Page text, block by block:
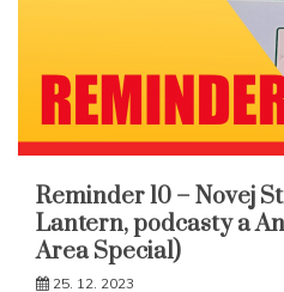
Reminder 10 – Novej
Lantern, podcasty a
Area Special)
25. 12. 2023